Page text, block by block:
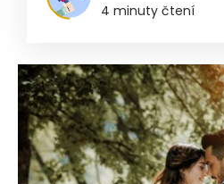
4 minuty čtení